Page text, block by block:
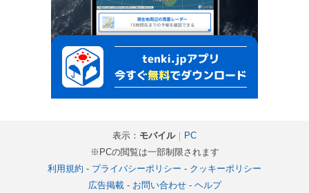
表示： モバイル｜ PC
※PCの閲覧は一部制限されます
利用規約 - プライバシーポリシー - クッキーポリシー
広告掲載- お問い合わせ- ヘルプ